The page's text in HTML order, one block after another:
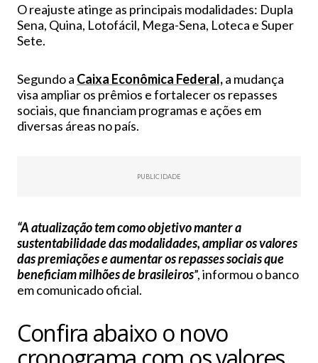
O reajuste atinge as principais modalidades: Dupla
Sena, Quina, Lotofácil, Mega-Sena, Loteca e Super
Sete.
Segundo a Caixa Econômica Federal,a mudança
visa ampliar os prêmios e fortalecer os repasses
sociais, que financiam programas e ações em
diversas áreas no país.
PUBLICIDADE
“A atualização tem como objetivo manter a
sustentabilidade das modalidades, ampliar os valores
das premiações e aumentar os repasses sociais que
beneficiam milhões de brasileiros”, informou o banco
em comunicado oficial.
Confira abaixo o novo